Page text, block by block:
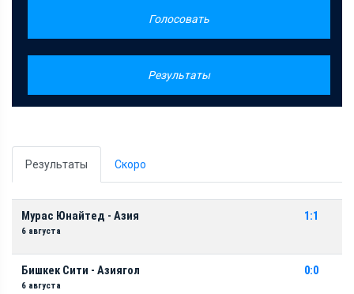
Голосовать
Результаты
Результаты Скоро
Мурас Юнайтед - Азия
6 августа
1:1
Бишкек Сити - Азиягол
6 августа
0:0